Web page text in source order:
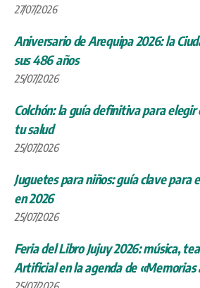
27/07/2026
Aniversario de Arequipa 2026: la
sus 486 años
25/07/2026
Colchón: la guía definitiva para elegir
tu salud
25/07/2026
Juguetes para niños: guía clave para
en 2026
25/07/2026
Feria del Libro Jujuy 2026: música,
Artificial en la agenda de «Memorias